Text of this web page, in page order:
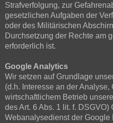
Strafverfolgung, zur
gesetzlichen Aufgaben der
oder des Militärischen
Durchsetzung der Rechte am
erforderlich ist.
Google Analytics
Wir setzen auf Grundlage
(d.h. Interesse an der Analyse,
wirtschaftlichem Betrieb
des Art. 6 Abs. 1 lit. f.
Webanalysedienst der Google